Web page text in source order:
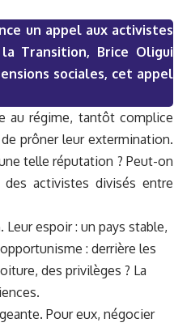
un appel aux activistes
Transition, Brice Oligui
sociales, cet appel
au régime, tantôt complice
prôner leur extermination.
telle réputation ? Peut-on
activistes divisés entre
espoir : un pays stable,
: derrière les
des privilèges ? La
Pour eux, négocier